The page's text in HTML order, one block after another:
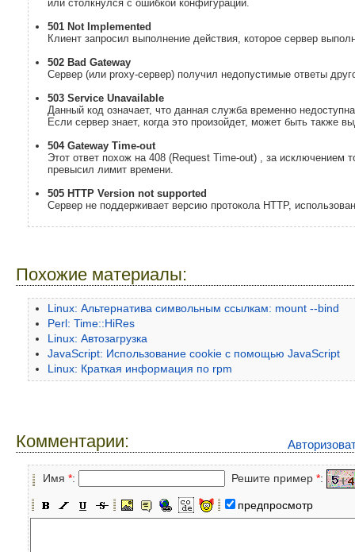
или столкнулся с ошибкой конфигурации.
501 Not Implemented
Клиент запросил выполнение действия, которое сервер
502 Bad Gateway
Сервер (или proxy-сервер) получил недопустимые ответы
503 Service Unavailable
Данный код означает, что данная служба временно
Если сервер знает, когда это произойдет, может быть также
504 Gateway Time-out
Этот ответ похож на 408 (Request Time-out) , за исключением
превысил лимит времени.
505 HTTP Version not supported
Сервер не поддерживает версию протокола HTTP,
Похожие материалы:
Linux: Альтернатива символьным ссылкам: mount --bind
Perl: Time::HiRes
Linux: Автозагрузка
JavaScript: Использование cookie с помощью JavaScript
Linux: Краткая информация по rpm
Комментарии:
Имя *: Решите пример *:
предпросмотр